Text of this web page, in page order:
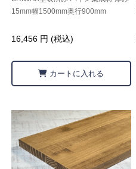
15mm幅1500mm奥行900mm
16,456 円 (税込)
カートに入れる